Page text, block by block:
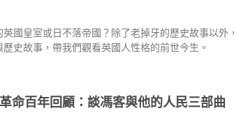
國皇室或日不落帝國？除了老掉牙的歷史故事以外
史故事，帶我們觀看英國人性格的前世今生。
命百年回顧：談馮客與他的人民三部曲